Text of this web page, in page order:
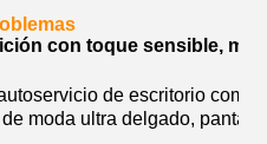
con toque sensible,
de escritorio
moda ultra delgado,